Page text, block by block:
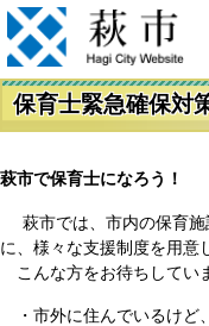
保育士緊急確保対
萩市で保育士になろう！
萩市では、市内の保育
に、様々な支援制度を用意
こんな方をお待ちしてい
・市外に住んでいるけど